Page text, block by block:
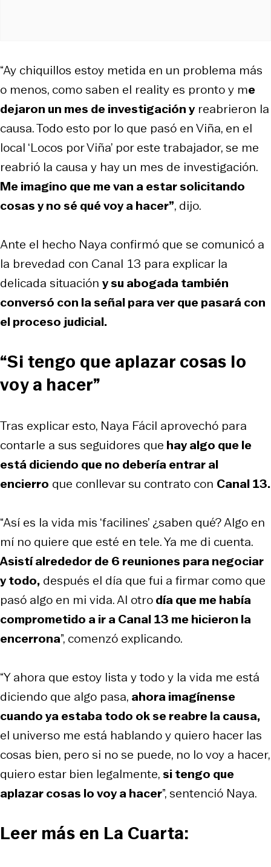
“Ay chiquillos estoy metida en un problema más
o menos, como saben el reality es pronto y me
dejaron un mes de investigación y reabrieron la
causa. Todo esto por lo que pasó en Viña, en el
local ‘Locos por Viña’ por este trabajador, se me
reabrió la causa y hay un mes de investigación.
Me imagino que me van a estar solicitando
cosas y no sé qué voy a hacer”, dijo.
Ante el hecho Naya confirmó que se comunicó a
la brevedad con Canal 13 para explicar la
delicada situación y su abogada también
conversó con la señal para ver que pasará con
el proceso judicial.
“Si tengo que aplazar cosas lo
voy a hacer”
Tras explicar esto, Naya Fácil aprovechó para
contarle a sus seguidores que hay algo que le
está diciendo que no debería entrar al
encierro que conllevar su contrato con Canal 13.
“Así es la vida mis ‘facilines’ ¿saben qué? Algo en
mí no quiere que esté en tele. Ya me di cuenta.
Asistí alrededor de 6 reuniones para negociar
y todo, después el día que fui a firmar como que
pasó algo en mi vida. Al otrodía que me había
comprometido a ir a Canal 13 me hicieron la
encerrona”, comenzó explicando.
“Y ahora que estoy lista y todo y la vida me está
diciendo que algo pasa, ahora imagínense
cuando ya estaba todo ok se reabre la causa,
el universo me está hablando y quiero hacer las
cosas bien, pero si no se puede, no lo voy a hacer,
quiero estar bien legalmente,si tengo que
aplazar cosas lo voy a hacer”, sentenció Naya.
Leer más en La Cuarta: